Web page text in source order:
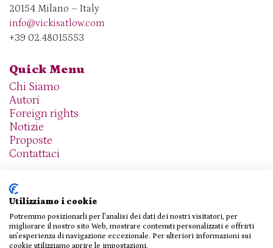
20154 Milano – Italy
info@vickisatlow.com
+39 02.48015553
Quick Menu
Chi Siamo
Autori
Foreign rights
Notizie
Proposte
Contattaci
We are social
Utilizziamo i cookie
Potremmo posizionarli per l'analisi dei dati dei nostri visitatori, per
migliorare il nostro sito Web, mostrare contenuti personalizzati e offrirti
un'esperienza di navigazione eccezionale. Per ulteriori informazioni sui
cookie utilizziamo aprire le impostazioni.